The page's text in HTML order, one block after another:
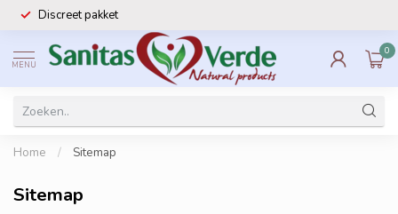
Discreet pakket
MENU
0
Home / Sitemap
Sitemap